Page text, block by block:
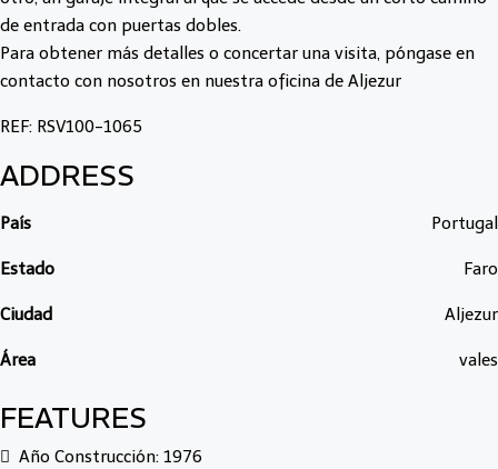
de entrada con puertas dobles.
Para obtener más detalles o concertar una visita, póngase en
contacto con nosotros en nuestra oficina de Aljezur
REF: RSV100-1065
ADDRESS
País Portugal
Estado Faro
Ciudad Aljezur
Área vales
FEATURES
Año Construcción: 1976